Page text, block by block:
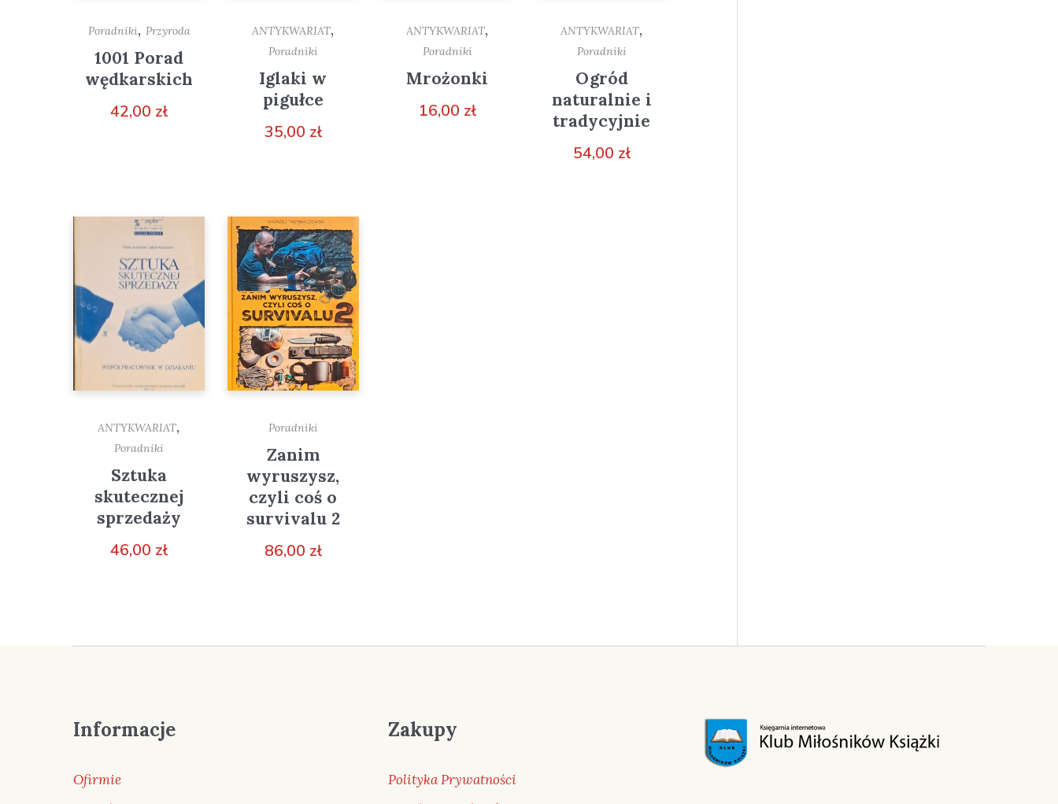
Poradniki, Przyroda
1001 Porad
wędkarskich
42,00 zł
ANTYKWARIAT,
Poradniki
Iglaki w
pigułce
35,00 zł
ANTYKWARIAT,
Poradniki
Mrożonki
16,00 zł
ANTYKWARIAT,
Poradniki
Ogród
naturalnie i
tradycyjnie
54,00 zł
ANTYKWARIAT,
Poradniki
Sztuka
skutecznej
sprzedaży
46,00 zł
Poradniki
Zanim
wyruszysz,
czyli coś o
survivalu 2
86,00 zł
Informacje
Ofirmie
Zakupy
Polityka Prywatności